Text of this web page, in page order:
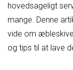
hovedsageligt
mange. Denne
vide om
og tips til at lave